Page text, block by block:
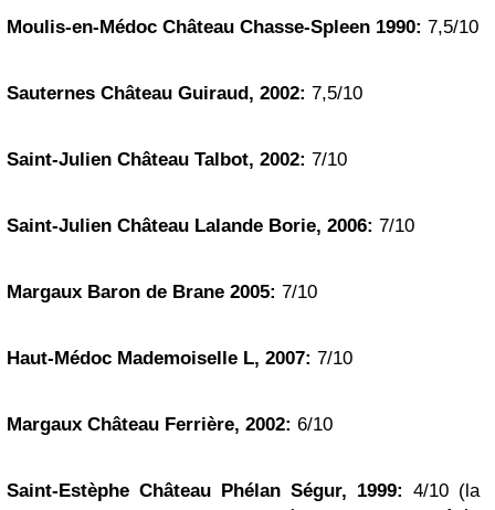
Moulis-en-Médoc Château Chasse-Spleen 1990: 7,5/10
Sauternes Château Guiraud, 2002: 7,5/10
Saint-Julien Château Talbot, 2002: 7/10
Saint-Julien Château Lalande Borie, 2006: 7/10
Margaux Baron de Brane 2005: 7/10
Haut-Médoc Mademoiselle L, 2007: 7/10
Margaux Château Ferrière, 2002: 6/10
Saint-Estèphe Château Phélan Ségur, 1999: 4/10 (la